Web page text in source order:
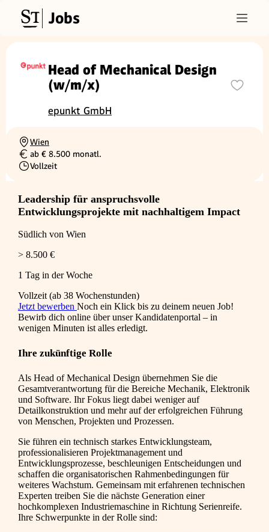
Jobs
Head of Mechanical Design
(w/m/x)
epunkt GmbH
Ortschaft
Wien
Gehalt
ab € 8.500 monatl.
Beschäftigungsart
Vollzeit
Leadership für anspruchsvolle
Entwicklungsprojekte mit nachhaltigem Impact
Südlich von Wien
> 8.500 €
1 Tag in der Woche
Vollzeit (ab 38 Wochenstunden)
Jetzt bewerben Noch ein Klick bis zu deinem neuen Job!
Bewirb dich online über unser Kandidatenportal – in
wenigen Minuten ist alles erledigt.
Ihre zukünftige Rolle
Als Head of Mechanical Design übernehmen Sie die
Gesamtverantwortung für die Bereiche Mechanik, Elektronik
und Software. Ihr Fokus liegt dabei weniger auf
Detailkonstruktion und mehr auf der erfolgreichen Führung
von Menschen, Projekten und Prozessen.
Sie führen ein technisch starkes Entwicklungsteam,
professionalisieren Projektmanagement und
Entwicklungsprozesse, beschleunigen Entscheidungen und
schaffen die organisatorischen Rahmenbedingungen für
weiteres Wachstum. Gemeinsam mit erfahrenen technischen
Experten treiben Sie die nächste Generation einer
hochkomplexen Industriemaschine in Richtung Serienreife.
Ihre Schwerpunkte in der Rolle sind: